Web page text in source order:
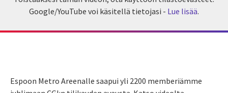
Google/YouTube voi käsitellä tietojasi - Lue lisää.
Espoon Metro Areenalle saapui yli 2200 memberiämme